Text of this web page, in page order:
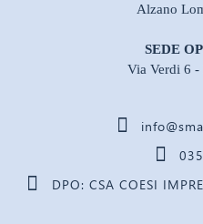
Alzano
SEDE
Via Verdi 6
DPO: CSA COESI